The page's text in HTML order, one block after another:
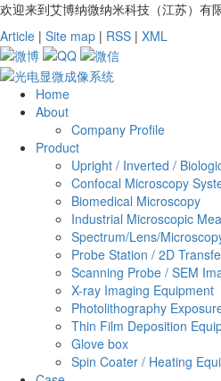
欢迎来到艾博纳微纳米科技（江苏）有
Article | Site map | RSS | XML
Home
About
Company Profile
Product
Upright / Inverted /
Confocal Microscopy
Biomedical Microscopy
Industrial Microscopic
Spectrum/Lens/
Probe Station / 2D
Scanning Probe / SEM
X-ray Imaging Equipment
Photolithography
Thin Film Deposition
Glove box
Spin Coater / Heating